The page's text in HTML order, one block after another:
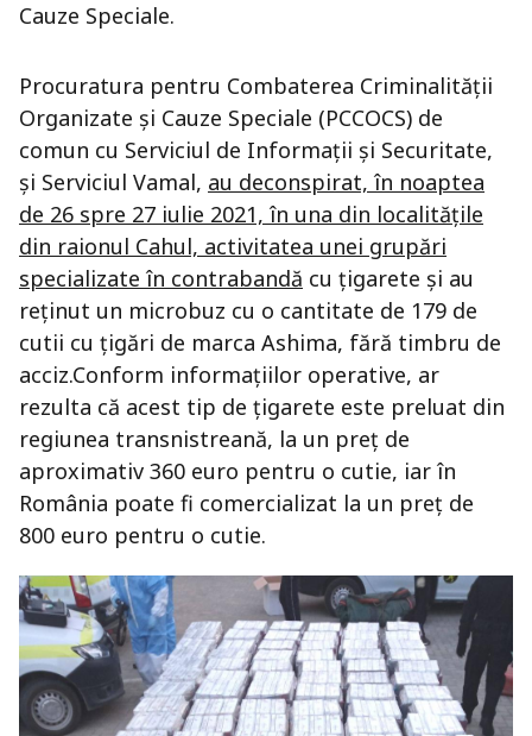
Cauze Speciale.
Procuratura pentru Combaterea Criminalității
Organizate și Cauze Speciale (PCCOCS) de
comun cu Serviciul de Informații și Securitate,
și Serviciul Vamal, au deconspirat, în noaptea
de 26 spre 27 iulie 2021, în una din localitățile
din raionul Cahul, activitatea unei grupări
specializate în contrabandă cu țigarete și au
reținut un microbuz cu o cantitate de 179 de
cutii cu țigări de marca Ashima, fără timbru de
acciz.Conform informațiilor operative, ar
rezulta că acest tip de țigarete este preluat din
regiunea transnistreană, la un preț de
aproximativ 360 euro pentru o cutie, iar în
România poate fi comercializat la un preț de
800 euro pentru o cutie.